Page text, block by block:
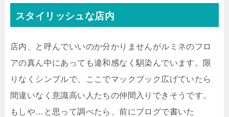
スタイリッシュな店内
店内、と呼んでいいのか分かりませんがルミネのフロ
アの真ん中にあっても違和感なく馴染んでいます。限
りなくシンプルで、ここでマックブック広げていたら
間違いなく意識高い人たちの仲間入りできそうです。
もしや…と思って調べたら、前にブログで書いた